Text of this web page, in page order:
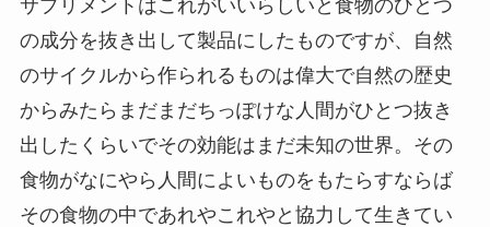
サプリメントはこれがいいらしいと食物のひとつ
の成分を抜き出して製品にしたものですが、自然
のサイクルから作られるものは偉大で自然の歴史
からみたらまだまだちっぽけな人間がひとつ抜き
出したくらいでその効能はまだ未知の世界。その
食物がなにやら人間によいものをもたらすならば
その食物の中であれやこれやと協力して生きてい